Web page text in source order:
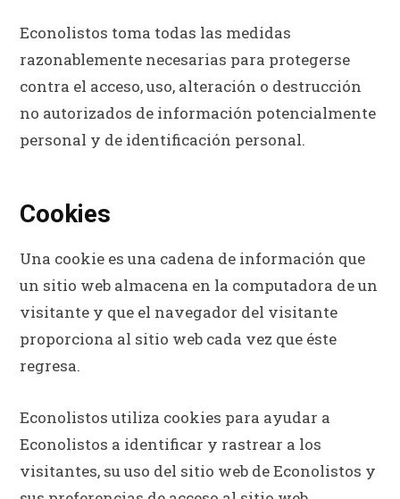
Econolistos toma todas las medidas
razonablemente necesarias para protegerse
contra el acceso, uso, alteración o destrucción
no autorizados de información potencialmente
personal y de identificación personal.
Cookies
Una cookie es una cadena de información que
un sitio web almacena en la computadora de un
visitante y que el navegador del visitante
proporciona al sitio web cada vez que éste
regresa.
Econolistos utiliza cookies para ayudar a
Econolistos a identificar y rastrear a los
visitantes, su uso del sitio web de Econolistos y